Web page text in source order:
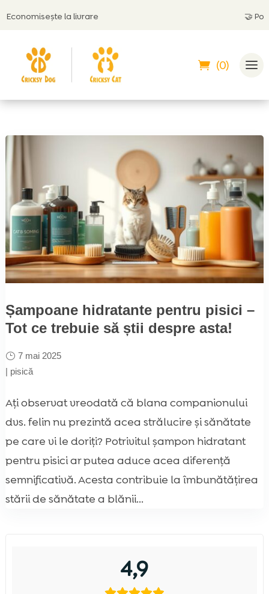
la livrare Poți
(0)
Șampoane hidratante pentru pisici –
Tot ce trebuie să știi despre asta!
7 mai 2025
| pisică
Ați observat vreodată că blana companionului
dvs. felin nu prezintă acea strălucire și sănătate
pe care vi le doriți? Potrivitul șampon hidratant
pentru pisici ar putea aduce acea diferență
semnificativă. Acesta contribuie la îmbunătățirea
stării de sănătate a blănii...
4,9